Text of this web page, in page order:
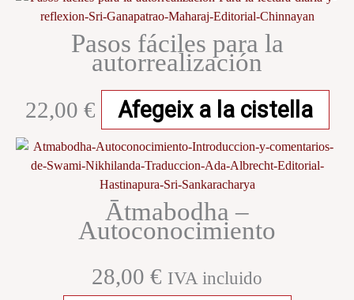
Pasos fáciles para la
autorrealización
22,00 € Afegeix a la cistella
Ātmabodha –
Autoconocimiento
28,00 € IVA incluido